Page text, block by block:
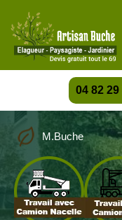
04 82 29
M.Buche